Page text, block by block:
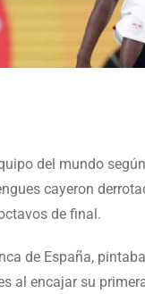
del mundo
cayeron
de final.
de España,
al encajar su